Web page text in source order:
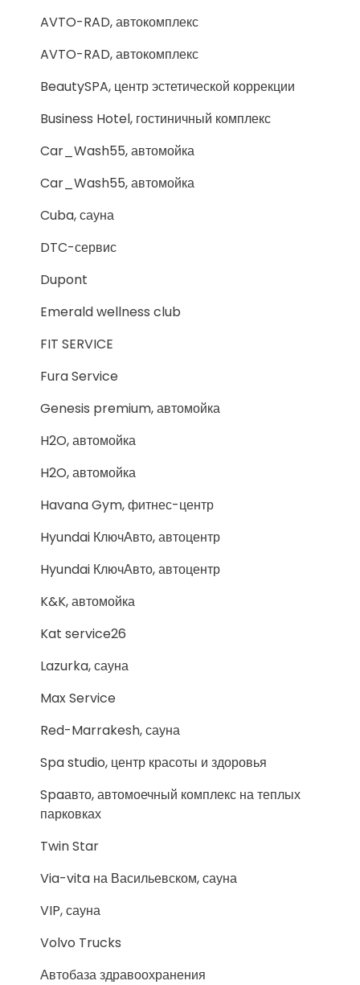
AVTO-RAD, автокомплекс
AVTO-RAD, автокомплекс
BeautySPA, центр эстетической коррекции
Business Hotel, гостиничный комплекс
Car_Wash55, автомойка
Car_Wash55, автомойка
Cuba, сауна
DTC-сервис
Dupont
Emerald wellness club
FIT SERVICE
Fura Service
Genesis premium, автомойка
H2O, автомойка
H2O, автомойка
Havana Gym, фитнес-центр
Hyundai КлючАвто, автоцентр
Hyundai КлючАвто, автоцентр
K&K, автомойка
Kat service26
Lazurka, сауна
Max Service
Red-Marrakesh, сауна
Spa studio, центр красоты и здоровья
Spaавто, автомоечный комплекс на теплых
парковках
Twin Star
Via-vita на Васильевском, сауна
VIP, сауна
Volvo Trucks
Автобаза здравоохранения